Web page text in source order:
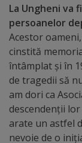
de
turistic
La Ungheni va
persoanelor
Acestor
cinstită
întâmplat și în
de tragedii să
am dori ca
descendenții
arate un astfel
nevoie de o